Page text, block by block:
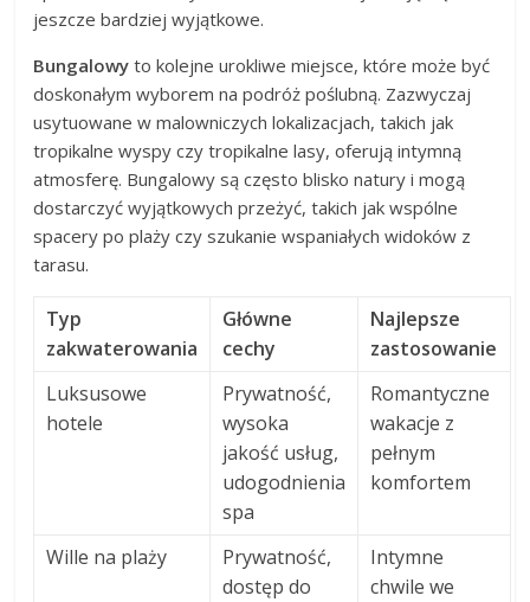
jeszcze bardziej wyjątkowe.
Bungalowy to kolejne urokliwe miejsce, które może być
doskonałym wyborem na podróż poślubną. Zazwyczaj
usytuowane w malowniczych lokalizacjach, takich jak
tropikalne wyspy czy tropikalne lasy, oferują intymną
atmosferę. Bungalowy są często blisko natury i mogą
dostarczyć wyjątkowych przeżyć, takich jak wspólne
spacery po plaży czy szukanie wspaniałych widoków z
tarasu.
Typ
zakwaterowania
Główne
cechy
Najlepsze
zastosowanie
Luksusowe
hotele
Prywatność,
wysoka
jakość usług,
udogodnienia
spa
Romantyczne
wakacje z
pełnym
komfortem
Wille na plaży
Prywatność,
dostęp do
Intymne
chwile we